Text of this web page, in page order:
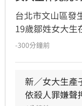
台北市文山區發
19歲鄒姓女大生
後，她竟將遺體
女雖涉犯殺人
方聲請羈押，
-300分鐘前
新／女大生產
依殺人罪嫌聲